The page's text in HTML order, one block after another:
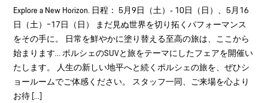
Explore a New Horizon. 日程： 5月9日（土）‐ 10日（日）、5月16
日（土）ｰ17日（日） まだ見ぬ世界を切り拓くパフォーマンス
をその手に。 日常を鮮やかに塗り替える至高の旅は、ここから
始まります… ポルシェのSUVと旅をテーマにしたフェアを開催い
たします。 人生の新しい地平へと続くポルシェの旅を、ぜひシ
ョールームでご体感ください。 スタッフ一同、ご来場を心より
お待 [...]